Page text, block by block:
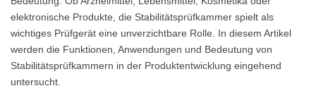
elektronische Produkte, die Stabilitätsprüfkammer spielt als
wichtiges Prüfgerät eine unverzichtbare Rolle. In diesem Artikel
werden die Funktionen, Anwendungen und Bedeutung von
Stabilitätsprüfkammern in der Produktentwicklung eingehend
untersucht.